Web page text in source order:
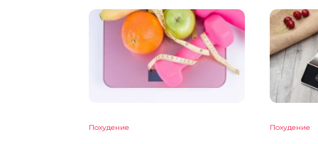
Похудение Похудение